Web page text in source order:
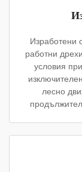
Изработени
работни
условия
лесно